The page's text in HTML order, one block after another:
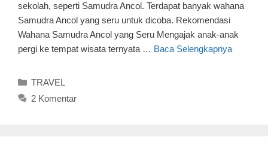
sekolah, seperti Samudra Ancol. Terdapat banyak wahana
Samudra Ancol yang seru untuk dicoba. Rekomendasi
Wahana Samudra Ancol yang Seru Mengajak anak-anak
pergi ke tempat wisata ternyata … Baca Selengkapnya
Kategori
TRAVEL
2 Komentar